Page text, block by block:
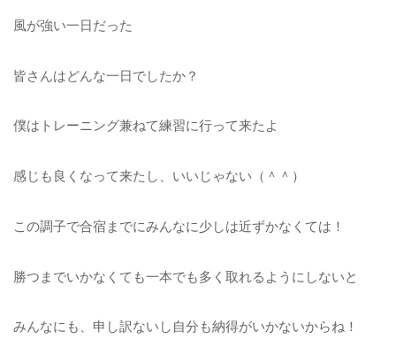
風が強い一日だった
皆さんはどんな一日でしたか？
僕はトレーニング兼ねて練習に行って来たよ
感じも良くなって来たし、いいじゃない（＾＾）
この調子で合宿までにみんなに少しは近ずかなくては！
勝つまでいかなくても一本でも多く取れるようにしないと
みんなにも、申し訳ないし自分も納得がいかないからね！